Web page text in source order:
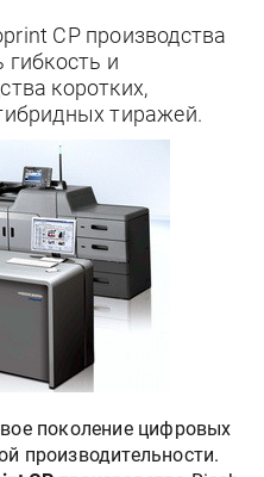
CP производства
и
коротких,
тиражей.
поколение цифровых
производительности.